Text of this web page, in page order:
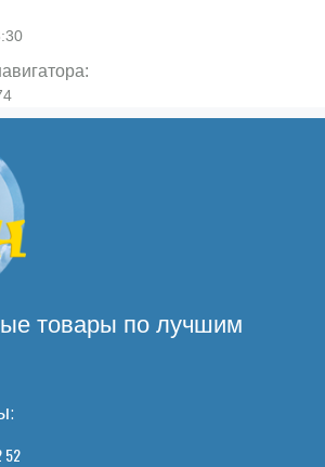
товары по лучшим
52